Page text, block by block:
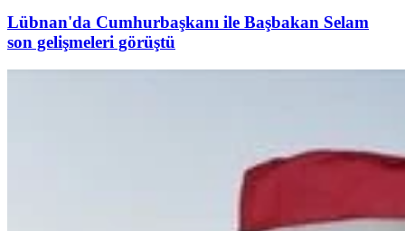
Lübnan'da Cumhurbaşkanı ile Başbakan Selam
son gelişmeleri görüştü